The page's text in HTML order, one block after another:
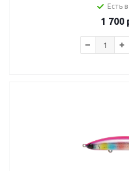
Есть
1 700